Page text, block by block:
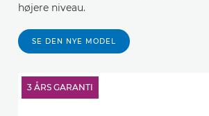
højere niveau.
SE DEN NYE MODEL
3 ÅRS GARANTI